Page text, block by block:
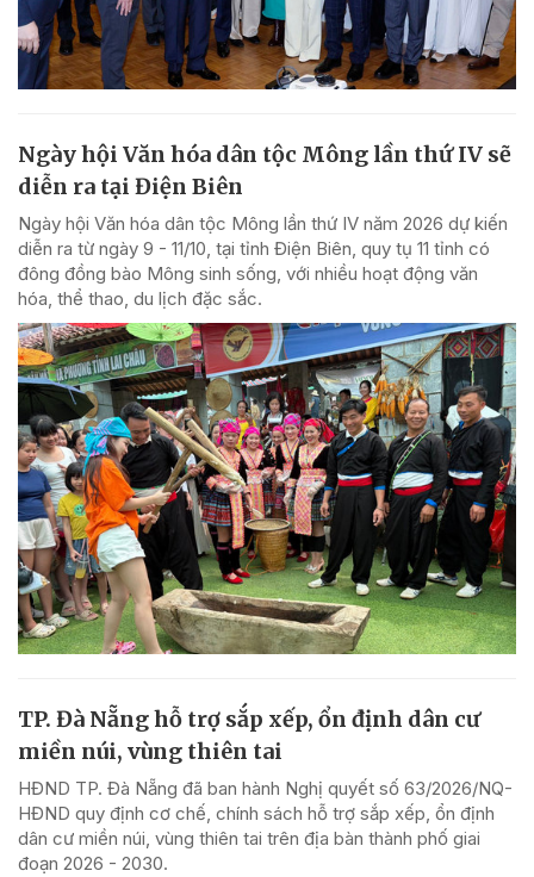
Ngày hội Văn hóa dân tộc Mông lần thứ IV sẽ
diễn ra tại Điện Biên
Ngày hội Văn hóa dân tộc Mông lần thứ IV năm 2026 dự kiến
diễn ra từ ngày 9 - 11/10, tại tỉnh Điện Biên, quy tụ 11 tỉnh có
đông đồng bào Mông sinh sống, với nhiều hoạt động văn
hóa, thể thao, du lịch đặc sắc.
TP. Đà Nẵng hỗ trợ sắp xếp, ổn định dân cư
miền núi, vùng thiên tai
HĐND TP. Đà Nẵng đã ban hành Nghị quyết số 63/2026/NQ-
HĐND quy định cơ chế, chính sách hỗ trợ sắp xếp, ổn định
dân cư miền núi, vùng thiên tai trên địa bàn thành phố giai
đoạn 2026 - 2030.